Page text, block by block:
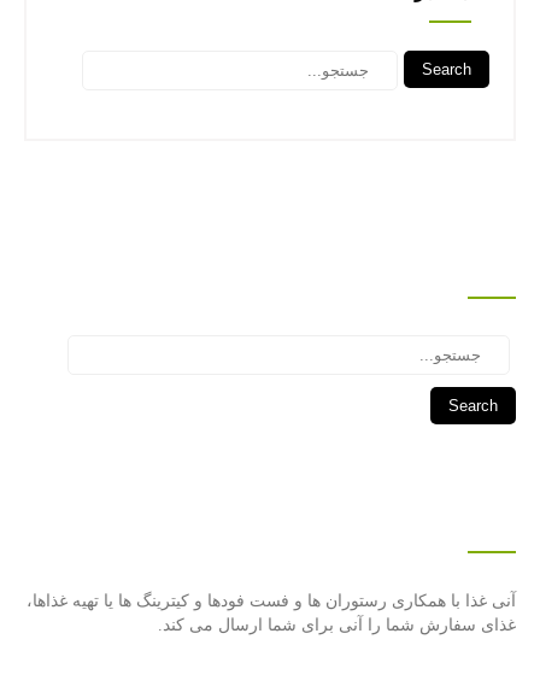
Search
آنی غذا با همكاری رستوران ها و فست فودها و كیترینگ ها یا تهیه غذاها،
غذای سفارش شما را آنی برای شما ارسال می كند.